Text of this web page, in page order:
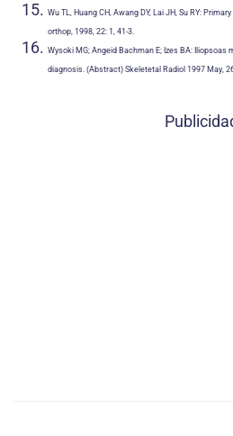
Wu TL, Huang CH, Awang DY, Lai JH, Su RY:
orthop, 1998, 22: 1, 41-3.
Wysoki MG; Angeid Bachman E; Izes BA:
diagnosis. (Abstract) Skeletetal Radiol 1997 May,